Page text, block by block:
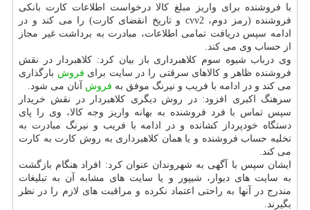
با فروشنده برای واریز مبلغ كالا درخواست اطلاعات كارت بانكی
فروشنده (رمز دوم، cvv2 و تاریخ انقضای كارت) را می كند و در
ادامه سپس دریافت تمامی اطلاعات، مبادرت به برداشت غیر مجاز
از حساب وی می كند.
وی درباب شیوه سوم كلاهبرداری باز بیان كرد: كلاهبردار در نقش
فروشنده ظاهر و كالاهای سرقتی را در سایت برای فروش بارگذاری
می كند و در ادامه با فریب و نیرنگ موفق به فروش آنان می شود.
سرهنگ اكبری افزود: در روش دیگری كلاهبردار در نقش خریدار
سپس تماس با فرد فروشنده به بهانه واریز وجه كالا، وی را پای
دستگاه خودپرداز كشانده و در ادامه با فریب و نیرنگ مبادرت به
تخلیه حساب فروشنده و یا همان كلاهبرداری به روش كارت به كارت
می كند.
ایشان سپس با آگهی به شهروندان عنوان كرد: افراد هنگام بازگشت
به سایت های دیوار، شیپور و یا سایت های مشابه آن به تبلیغات
مندرج در آنها به راحتی اعتماد نكرده و مراقبت های لازم را در نظر
بگیرند.